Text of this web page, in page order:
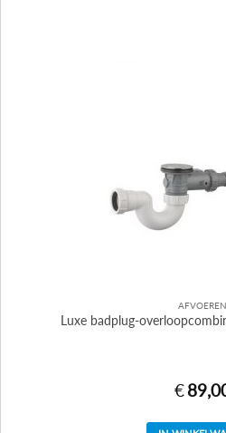
AFVOEREN
Luxe badplug-
€